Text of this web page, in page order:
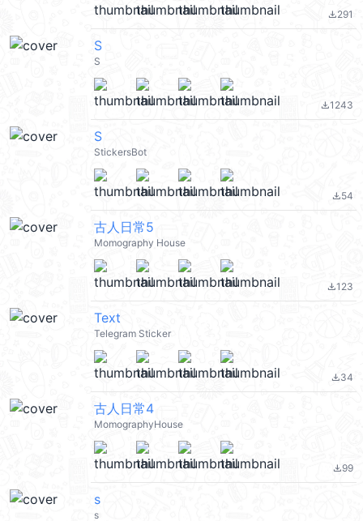
file_download291
S
S
file_download1243
S
StickersBot
file_download54
古人日常5
Momography House
file_download123
Text
Telegram Sticker
file_download34
古人日常4
MomographyHouse
file_download99
s
s